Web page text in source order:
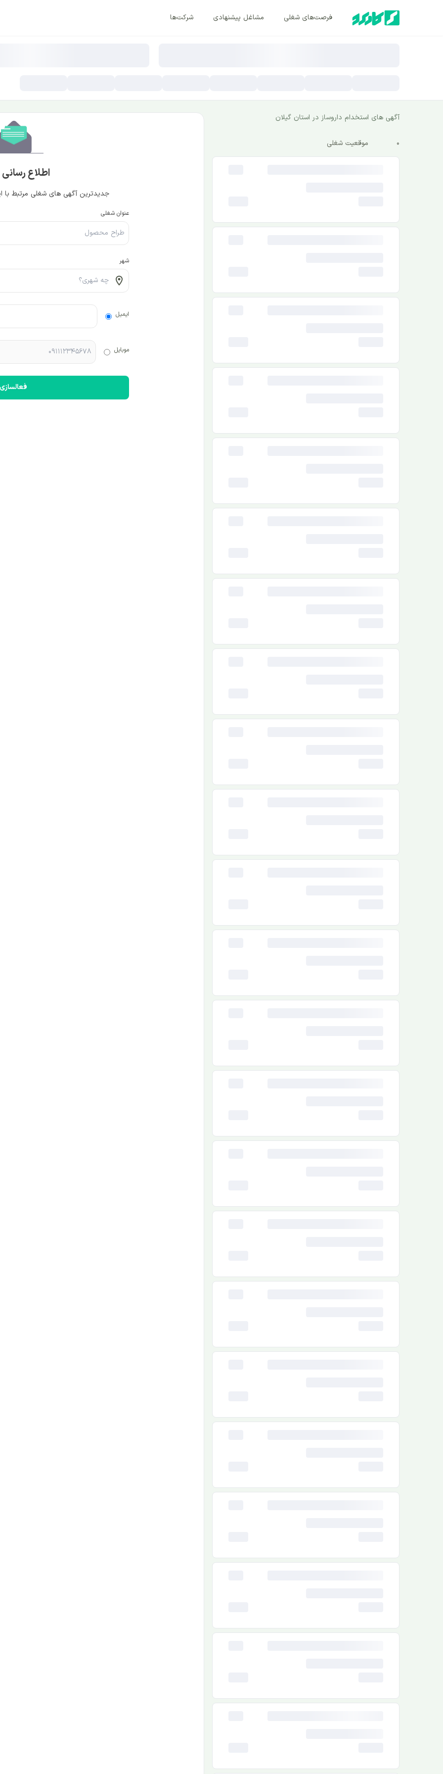
فرصت‌های شغلی مشاغل پیشنهادی شرکت‌ها
آگهی های استخدام داروساز در استان گیلان
0 موقعیت شغلی
اطلاع
جدیدترین آگهی های شغلی مرتبط با
عنوان شغلی
شهر
ایمیل
موبایل
فعالسازی